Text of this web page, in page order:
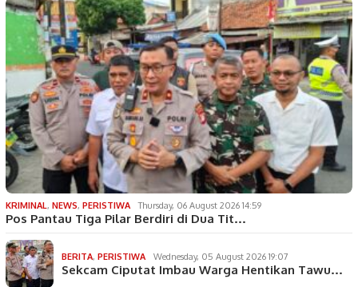
KRIMINAL, NEWS, PERISTIWA Thursday, 06 August 2026 14:59
Pos Pantau Tiga Pilar Berdiri di Dua Tit…
BERITA, PERISTIWA Wednesday, 05 August 2026 19:07
Sekcam Ciputat Imbau Warga Hentikan Tawu…